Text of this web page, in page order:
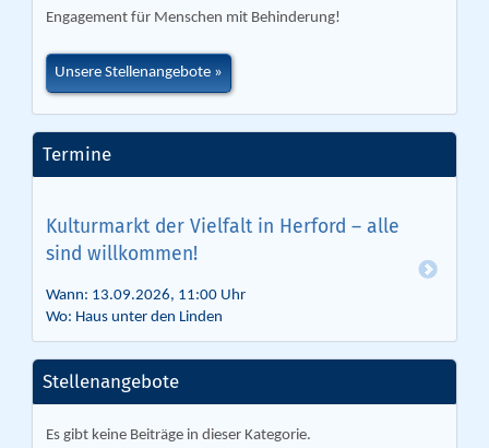
Engagement für Menschen mit Behinderung!
Unsere Stellenangebote
Termine
Kulturmarkt der Vielfalt in Herford – alle
sind willkommen!
Wann: 13.09.2026, 11:00 Uhr
Wo: Haus unter den Linden
Stellenangebote
Es gibt keine Beiträge in dieser Kategorie.